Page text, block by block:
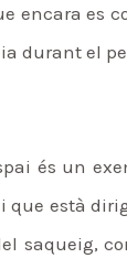
encara es
el
és un
està
saqueig,